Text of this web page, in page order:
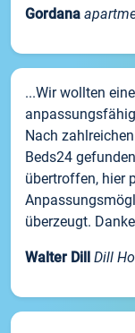
Gordana
...Wir wollten
Nach
Beds24
übertroffen, hier
überzeugt.
Walter Dill Dill